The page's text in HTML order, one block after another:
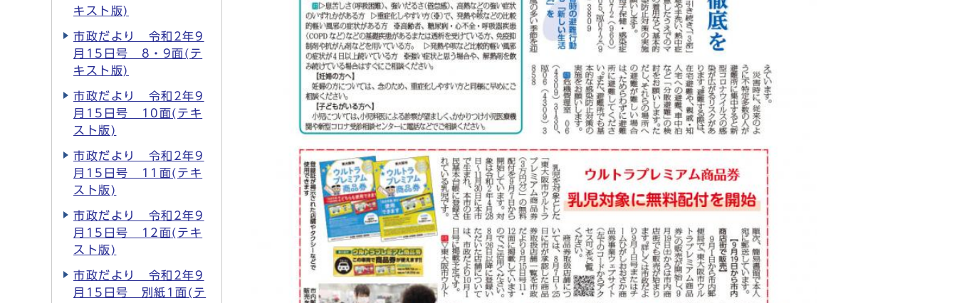
キスト版)
市政だより 令和2年9
月15日号 8・9面(テ
キスト版)
市政だより 令和2年9
月15日号 10面(テキ
スト版)
市政だより 令和2年9
月15日号 11面(テキ
スト版)
市政だより 令和2年9
月15日号 12面(テキ
スト版)
市政だより 令和2年9
月15日号 別紙1面(テ